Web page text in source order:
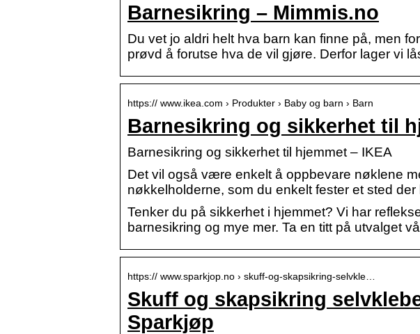
Barnesikring – Mimmis.no
Du vet jo aldri helt hva barn kan finne på, men
prøvd å forutse hva de vil gjøre. Derfor lager vi
https:// www.ikea.com › Produkter › Baby og barn › Barn
Barnesikring og sikkerhet til
Barnesikring og sikkerhet til hjemmet – IKEA
Det vil også være enkelt å oppbevare nøklene
nøkkelholderne, som du enkelt fester et sted
Tenker du på sikkerhet i hjemmet? Vi har
barnesikring og mye mer. Ta en titt på utvalget
https:// www.sparkjop.no › skuff-og-skapsikring-selvkle…
Skuff og skapsikring
Sparkjøp